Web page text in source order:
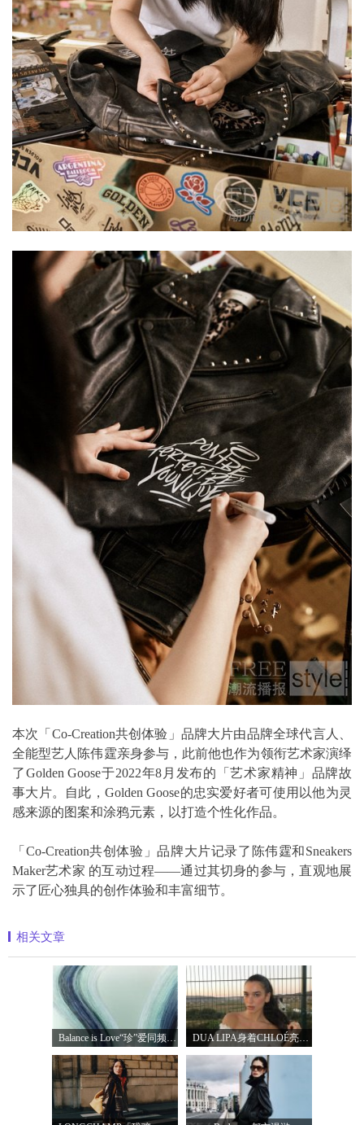
本次「Co-Creation共创体验」品牌大片由品牌全球代言人、
全能型艺人陈伟霆亲身参与，此前他也作为领衔艺术家演绎
了Golden Goose于2022年8月发布的「艺术家精神」品牌故
事大片。自此，Golden Goose的忠实爱好者可使用以他为灵
感来源的图案和涂鸦元素，以打造个性化作品。
「Co-Creation共创体验」品牌大片记录了陈伟霆和Sneakers
Maker艺术家 的互动过程——通过其切身的参与，直观地展
示了匠心独具的创作体验和丰富细节。
相关文章
Balance is Love“珍”爱同频 耀启七夕 TASA